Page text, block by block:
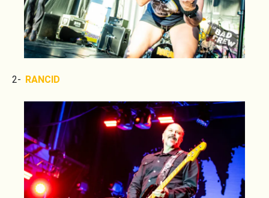
2- RANCID